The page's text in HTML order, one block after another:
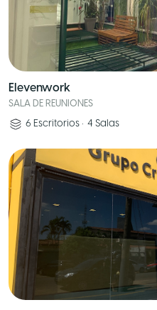
Elevenwork
SALA DE REUNIONES
6 Escritorios • 4 Salas